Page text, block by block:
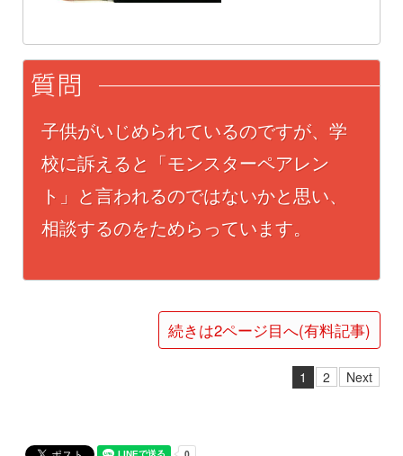
子供がいじめられているのですが、学
校に訴えると「モンスターペアレン
ト」と言われるのではないかと思い、
相談するのをためらっています。
続きは2ページ目へ(有料記事)
1 2 Next